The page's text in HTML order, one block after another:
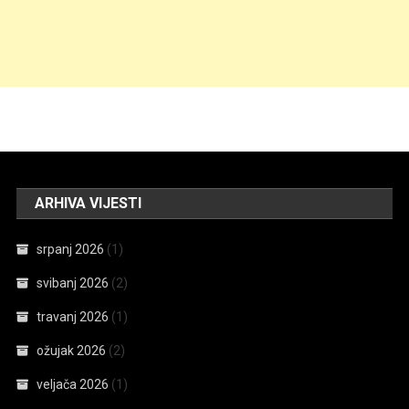
ARHIVA VIJESTI
srpanj 2026 (1)
svibanj 2026 (2)
travanj 2026 (1)
ožujak 2026 (2)
veljača 2026 (1)